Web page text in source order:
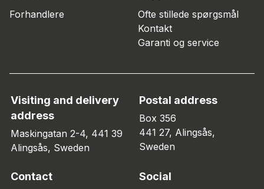
Forhandlere
Ofte stillede spørgsmål
Kontakt
Garanti og service
Visiting and delivery
address
Maskingatan 2-4, 441 39
Alingsås, Sweden
Postal address
Box 356
441 27, Alingsås,
Sweden
Contact Social